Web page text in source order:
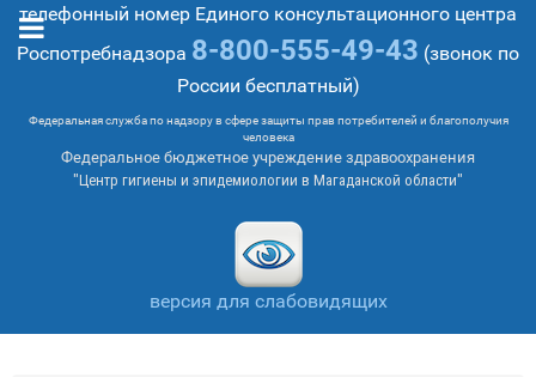
телефонный номер Единого консультационного центра
Роспотребнадзора 8-800-555-49-43 (звонок по
России бесплатный)
Федеральная служба по надзору в сфере защиты прав потребителей и благополучия
человека
Федеральное бюджетное учреждение здравоохранения
"Центр гигиены и эпидемиологии в Магаданской области"
версия для слабовидящих